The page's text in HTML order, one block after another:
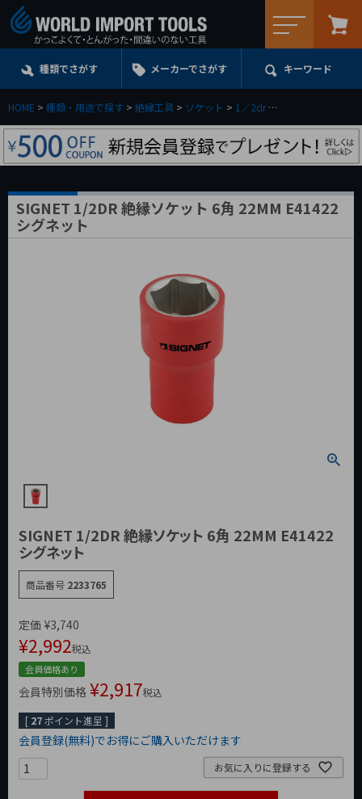
種類でさがす メーカーでさがす キーワード
HOME 種類・用途で探す 絶縁工具 ソケット 1／2dr
SIGNET 1/2DR 絶縁ソケット 6角 22MM E41422
シグネット
SIGNET 1/2DR 絶縁ソケット 6角 22MM E41422
シグネット
商品番号 2233765
定価 ¥3,740
¥2,992税込
会員価格あり
会員特別価格 ¥2,917税込
[ 27ポイント進呈 ]
会員登録(無料)でお得にご購入いただけます
お気に入りに登録する